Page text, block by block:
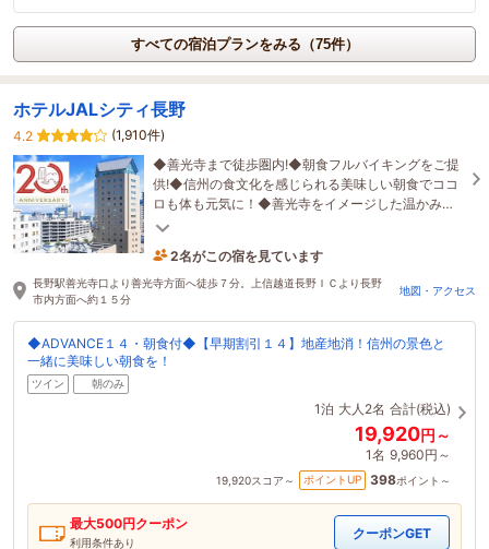
すべての宿泊プランをみる（75件）
ホテルJALシティ長野
4.2
(1,910件)
◆善光寺まで徒歩圏内!◆朝食フルバイキングをご提
供!◆信州の食文化を感じられる美味しい朝食でココ
ロも体も元気に！◆善光寺をイメージした温かみの
あるJフロアー客室でワンランク上のご滞在を
2名がこの宿を見ています
9時間前に予約されました
長野駅善光寺口より善光寺方面へ徒歩７分。上信越道長野ＩＣより長野
市内方面へ約１５分
地図・アクセス
◆ADVANCE１４・朝食付◆【早期割引１４】地産地消！信州の景色と
一緒に美味しい朝食を！
ツイン 朝のみ
1泊 大人2名 合計(税込)
19,920円～
1名 9,960円～
19,920スコア～ ポイントUP 398ポイント～
最大500円クーポン
利用条件あり
クーポンGET